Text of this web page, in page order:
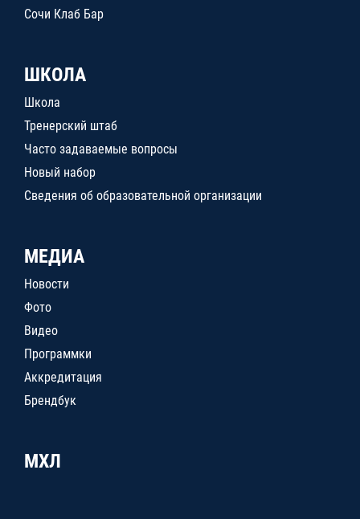
Сочи Клаб Бар
ШКОЛА
Школа
Тренерский штаб
Часто задаваемые вопросы
Новый набор
Сведения об образовательной организации
МЕДИА
Новости
Фото
Видео
Программки
Аккредитация
Брендбук
МХЛ